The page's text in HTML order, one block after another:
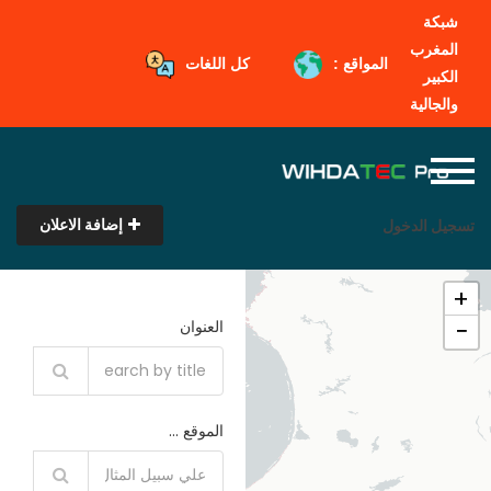
شبكة
المغرب
الكبير
والجالية
المواقع : كل اللغات
تسجيل الدخول إضافة الاعلان
+
−
العنوان
الموقع ...